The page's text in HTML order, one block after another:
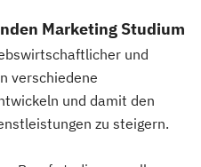
(FH)
Cyber Security
Marketing Studium
und
verschiedene
und damit den
zu steigern.